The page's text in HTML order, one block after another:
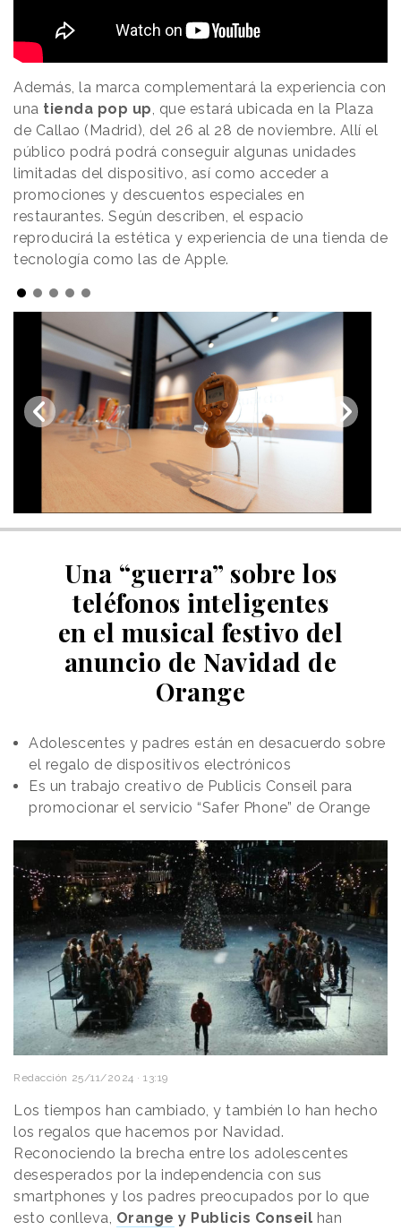
Además, la marca complementará la experiencia con
una tienda pop up , que estará ubicada en la Plaza
de Callao (Madrid), del 26 al 28 de noviembre. Allí el
público podrá podrá conseguir algunas unidades
limitadas del dispositivo, así como acceder a
promociones y descuentos especiales en
restaurantes. Según describen, el espacio
reproducirá la estética y experiencia de una tienda de
tecnología como las de Apple.
Una “guerra” sobre los
teléfonos inteligentes
en el musical festivo del
anuncio de Navidad de
Orange
Adolescentes y padres están en desacuerdo sobre
el regalo de dispositivos electrónicos
Es un trabajo creativo de Publicis Conseil para
promocionar el servicio “Safer Phone” de Orange
Redacción 25/11/2024 · 13:19
Los tiempos han cambiado, y también lo han hecho
los regalos que hacemos por Navidad.
Reconociendo la brecha entre los adolescentes
desesperados por la independencia con sus
smartphones y los padres preocupados por lo que
esto conlleva, Orange y Publicis Conseil han